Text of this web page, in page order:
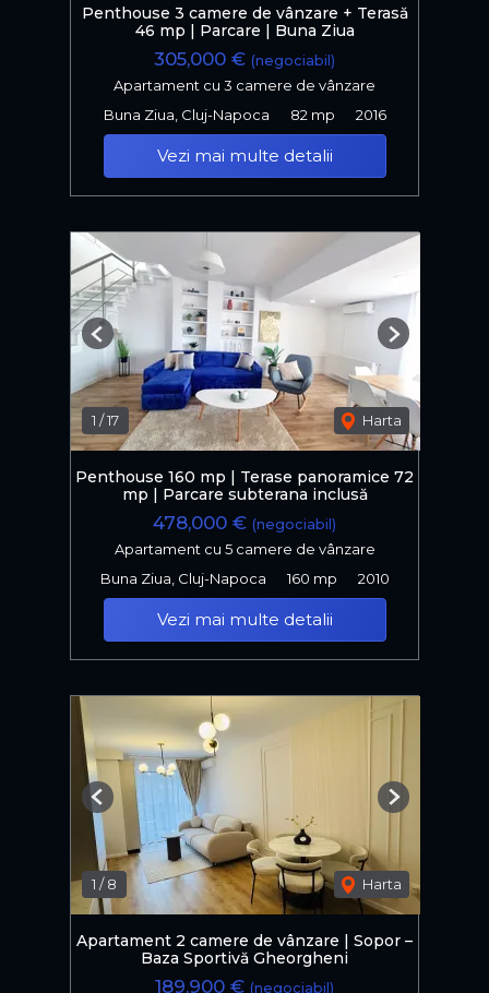
Penthouse 3 camere de vânzare + Terasă
46 mp | Parcare | Buna Ziua
305,000 € (negociabil)
Apartament cu 3 camere de vânzare
Buna Ziua, Cluj-Napoca
82 mp 2016
Vezi mai multe detalii
1 /17 Harta
Previous Next
Penthouse 160 mp | Terase panoramice 72
mp | Parcare subterana inclusă
478,000 € (negociabil)
Apartament cu 5 camere de vânzare
Buna Ziua, Cluj-Napoca
160 mp 2010
Vezi mai multe detalii
1 /8 Harta
Previous Next
Apartament 2 camere de vânzare | Sopor –
Baza Sportivă Gheorgheni
189,900 € (negociabil)